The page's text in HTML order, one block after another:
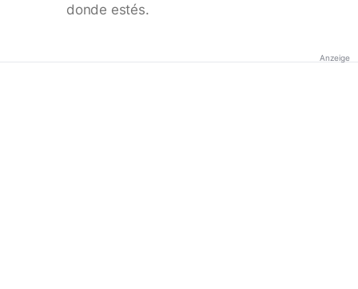
donde estés.
Anzeige